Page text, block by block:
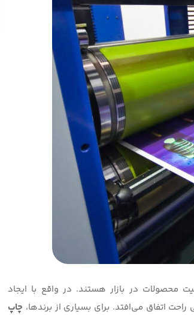
در بازار هستند. در واقع با ایجاد
اتفاق می‌افتد. برای بسیاری از برندها، چاپ